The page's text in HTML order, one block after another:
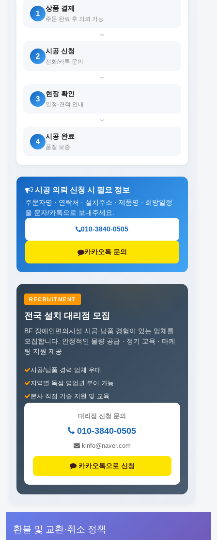
1
상품 결제
주문 완료 후 의뢰 가능
›
2
시공 신청
전화/카톡 문의
›
3
현장 확인
일정·견적 안내
›
4
시공 완료
품질 보증
시공 의뢰 신청 시 필요 정보
주문자명 · 연락처 · 설치주소 · 제품명 · 희망일정
을 문자/카톡으로 보내주세요.
010-3840-0505
카카오톡 문의
RECRUITMENT
전국 설치 대리점 모집
BF 장애인편의시설 시공·납품 경험이 있는 업체를
모집합니다. 안정적인 물량 공급 · 정기 교육 · 마케
팅 지원 제공
시공/납품 경력 업체 우대
지역별 독점 영업권 부여 가능
본사 직접 기술 지원 및 교육
대리점 신청 문의
010-3840-0505
kinfo@naver.com
카카오톡으로 신청
환불 및 교환·취소 정책